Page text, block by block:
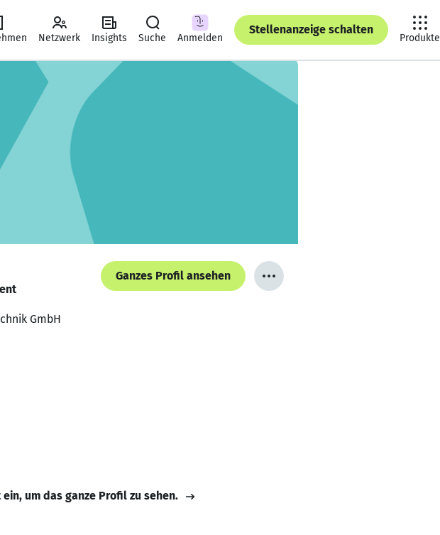
Netzwerk Insights Suche Anmelden
Stellenanzeige schalten
Produkte
Ganzes Profil ansehen
GmbH
ein, um das ganze Profil zu sehen.